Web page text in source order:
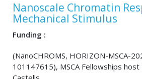
Nanoscale Chromatin
Mechanical Stimulus
Funding :
(NanoCHROMS, HORIZON-MSCA-
101147615), MSCA Fellowships